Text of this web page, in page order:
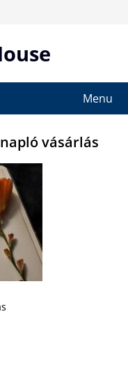
Menu
vásárlás